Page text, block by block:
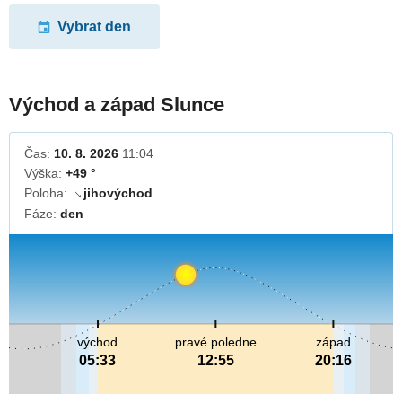
Vybrat den
Východ a západ Slunce
Čas: 10. 8. 2026 11:04
Výška: +49 °
Poloha:
↓jihovýchod
Fáze: den
pravé poledne
12:55
východ
05:33
západ
20:16